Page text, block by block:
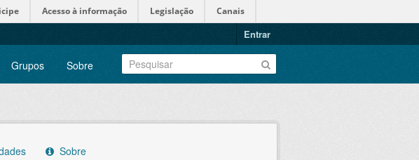
Acesso à informação Legislação Canais
Entrar
Grupos Sobre
Sobre